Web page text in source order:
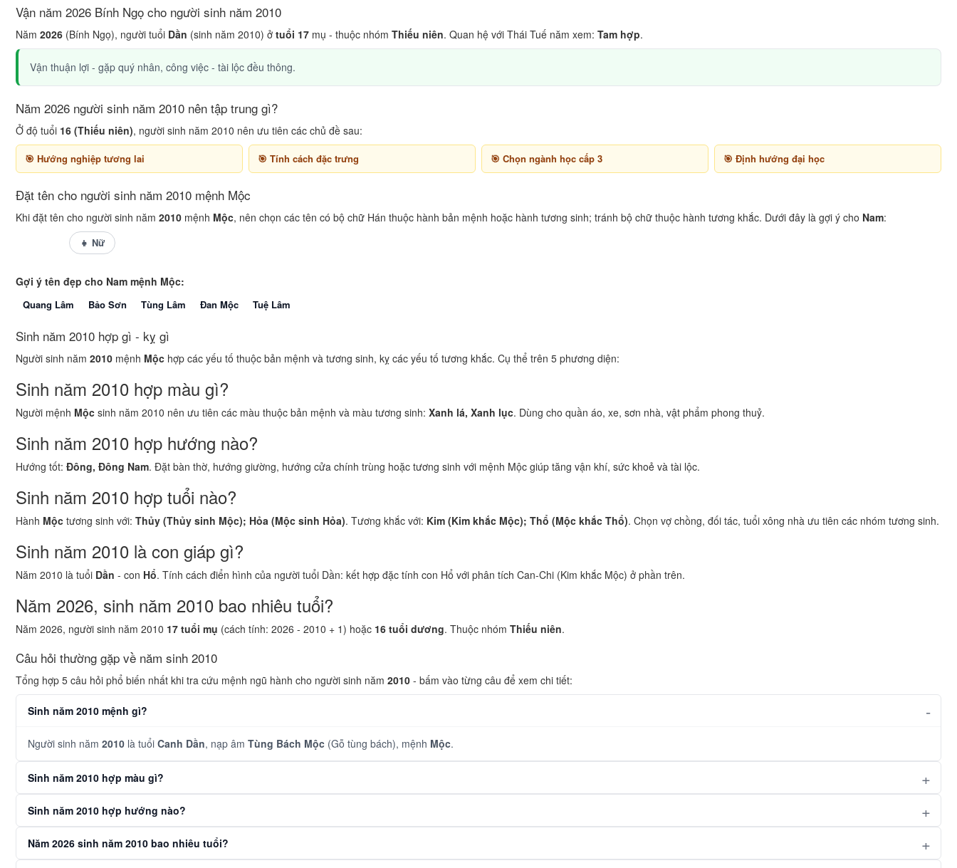
Vận năm 2026 Bính Ngọ cho người sinh năm 2010
Năm 2026 (Bính Ngọ), người tuổi Dần (sinh năm 2010) ở tuổi 17 mụ - thuộc nhóm Thiếu niên. Quan hệ với Thái Tuế năm xem: Tam hợp.
Vận thuận lợi - gặp quý nhân, công việc - tài lộc đều thông.
Năm 2026 người sinh năm 2010 nên tập trung gì?
Ở độ tuổi 16 (Thiếu niên), người sinh năm 2010 nên ưu tiên các chủ đề sau:
Hướng nghiệp tương lai Tính cách đặc trưng Chọn ngành học cấp 3 Định hướng đại học
Đặt tên cho người sinh năm 2010 mệnh Mộc
Khi đặt tên cho người sinh năm 2010 mệnh Mộc, nên chọn các tên có bộ chữ Hán thuộc hành bản mệnh hoặc hành tương sinh; tránh bộ chữ thuộc hành tương khắc. Dưới đây là gợi ý cho Nam:
👧 Nữ
Gợi ý tên đẹp cho Nam mệnh Mộc:
Quang Lâm Bảo Sơn Tùng Lâm Đan Mộc Tuệ Lâm
Sinh năm 2010 hợp gì - kỵ gì
Người sinh năm 2010 mệnh Mộc hợp các yếu tố thuộc bản mệnh và tương sinh, kỵ các yếu tố tương khắc. Cụ thể trên 5 phương diện:
Sinh năm 2010 hợp màu gì?
Người mệnh Mộc sinh năm 2010 nên ưu tiên các màu thuộc bản mệnh và màu tương sinh: Xanh lá, Xanh lục. Dùng cho quần áo, xe, sơn nhà, vật phẩm phong thuỷ.
Sinh năm 2010 hợp hướng nào?
Hướng tốt: Đông, Đông Nam. Đặt bàn thờ, hướng giường, hướng cửa chính trùng hoặc tương sinh với mệnh Mộc giúp tăng vận khí, sức khoẻ và tài lộc.
Sinh năm 2010 hợp tuổi nào?
Hành Mộc tương sinh với: Thủy (Thủy sinh Mộc); Hỏa (Mộc sinh Hỏa). Tương khắc với: Kim (Kim khắc Mộc); Thổ (Mộc khắc Thổ). Chọn vợ chồng, đối tác, tuổi xông nhà ưu tiên các nhóm tương sinh.
Sinh năm 2010 là con giáp gì?
Năm 2010 là tuổi Dần - con Hổ. Tính cách điển hình của người tuổi Dần: kết hợp đặc tính con Hổ với phân tích Can-Chi (Kim khắc Mộc) ở phần trên.
Năm 2026, sinh năm 2010 bao nhiêu tuổi?
Năm 2026, người sinh năm 2010 17 tuổi mụ (cách tính: 2026 - 2010 + 1) hoặc 16 tuổi dương. Thuộc nhóm Thiếu niên.
Câu hỏi thường gặp về năm sinh 2010
Tổng hợp 5 câu hỏi phổ biến nhất khi tra cứu mệnh ngũ hành cho người sinh năm 2010 - bấm vào từng câu để xem chi tiết:
Sinh năm 2010 mệnh gì?
Người sinh năm 2010 là tuổi Canh Dần, nạp âm Tùng Bách Mộc (Gỗ tùng bách), mệnh Mộc.
Sinh năm 2010 hợp màu gì?
Sinh năm 2010 hợp hướng nào?
Năm 2026 sinh năm 2010 bao nhiêu tuổi?